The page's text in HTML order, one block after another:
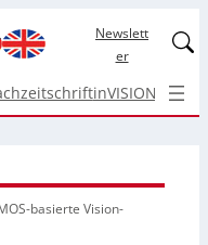
Newslett
er
inVISION Top
basierte Vision-